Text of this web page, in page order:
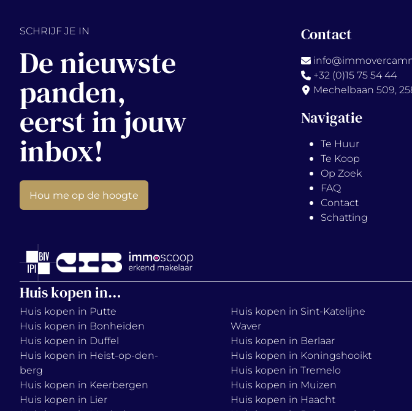
SCHRIJF JE IN
De nieuwste
panden,
eerst in jouw
inbox!
Hou me op de hoogte
Contact
+32 (0)15 75 54 44
Mechelbaan 509,
Navigatie
Te Huur
Te Koop
Op Zoek
FAQ
Contact
Schatting
Huis kopen in…
Huis kopen in Putte
Huis kopen in Bonheiden
Huis kopen in Duffel
Huis kopen in Heist-op-den-
berg
Huis kopen in Keerbergen
Huis kopen in Lier
Huis kopen in Sint-Katelijne
Waver
Huis kopen in Berlaar
Huis kopen in Koningshooikt
Huis kopen in Tremelo
Huis kopen in Muizen
Huis kopen in Haacht